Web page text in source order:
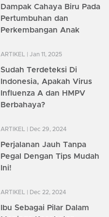
Dampak Cahaya Biru Pada
Pertumbuhan dan
Perkembangan Anak
ARTIKEL | Jan 11, 2025
Sudah Terdeteksi Di
Indonesia, Apakah Virus
Influenza A dan HMPV
Berbahaya?
ARTIKEL | Dec 29, 2024
Perjalanan Jauh Tanpa
Pegal Dengan Tips Mudah
Ini!
ARTIKEL | Dec 22, 2024
Ibu Sebagai Pilar Dalam